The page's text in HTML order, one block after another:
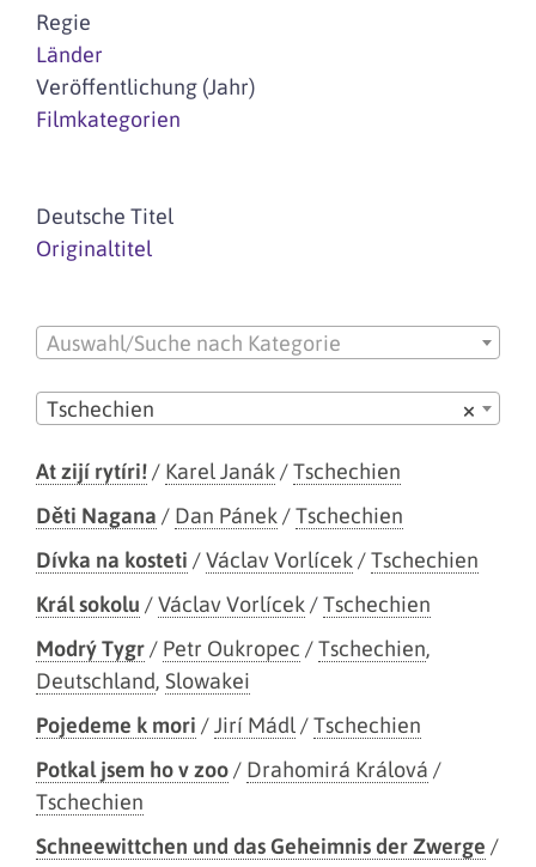
Regie
Länder
Veröffentlichung (Jahr)
Filmkategorien
Deutsche Titel
Originaltitel
Auswahl/Suche nach Kategorie
×
Tschechien
At zijí rytíri!/ Karel Janák /Tschechien
Děti Nagana / Dan Pánek /Tschechien
Dívka na kosteti /Václav Vorlícek /Tschechien
Král sokolu /Václav Vorlícek /Tschechien
Modrý Tygr/ Petr Oukropec /Tschechien,
Deutschland, Slowakei
Pojedeme k mori /Jirí Mádl/Tschechien
Potkal jsem ho v zoo/ Drahomirá Králová /
Tschechien
Schneewittchen und das Geheimnis der Zwerge /